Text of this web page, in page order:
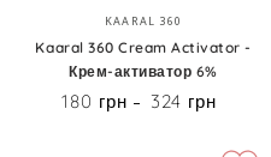
Бренд:
KAARAL 360
Kaaral 360 Cream Activator -
Крем-активатор 6%
Цена
180 грн 324 грн